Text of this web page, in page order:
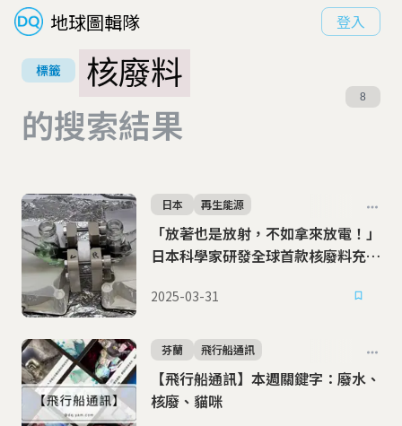
地球圖輯隊 登入
標籤
核廢料
的搜索結果
8
「放著也是放射，不如拿來放電！」
日本科學家研發全球首款核廢料充電
日本 再生能源
2025-03-31
【飛行船通訊】本週關鍵字：廢水、
核廢、貓咪
芬蘭 飛行船通訊